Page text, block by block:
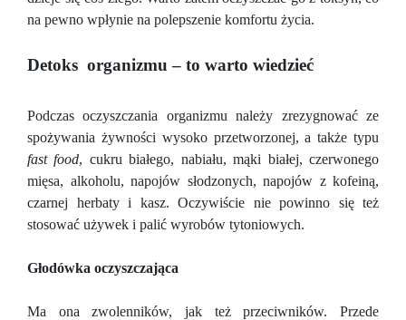
na pewno wpłynie na polepszenie komfortu życia.
Detoks organizmu – to warto wiedzieć
Podczas oczyszczania organizmu należy zrezygnować ze
spożywania żywności wysoko przetworzonej, a także typu
fast food, cukru białego, nabiału, mąki białej, czerwonego
mięsa, alkoholu, napojów słodzonych, napojów z kofeiną,
czarnej herbaty i kasz. Oczywiście nie powinno się też
stosować używek i palić wyrobów tytoniowych.
Głodówka oczyszczająca
Ma ona zwolenników, jak też przeciwników. Przede